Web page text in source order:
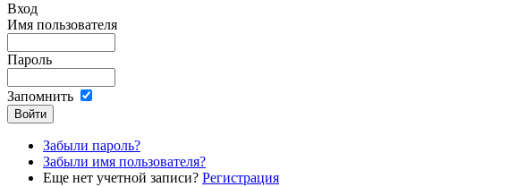
Вход
Имя пользователя
Пароль
Запомнить
Забыли пароль?
Забыли имя пользователя?
Еще нет учетной записи? Регистрация